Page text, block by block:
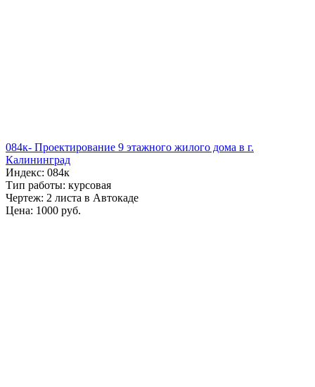
084к- Проектирование 9 этажного жилого дома в г.
Калининград
Индекс: 084к
Тип работы: курсовая
Чертеж: 2 листа в Автокаде
Цена: 1000 руб.